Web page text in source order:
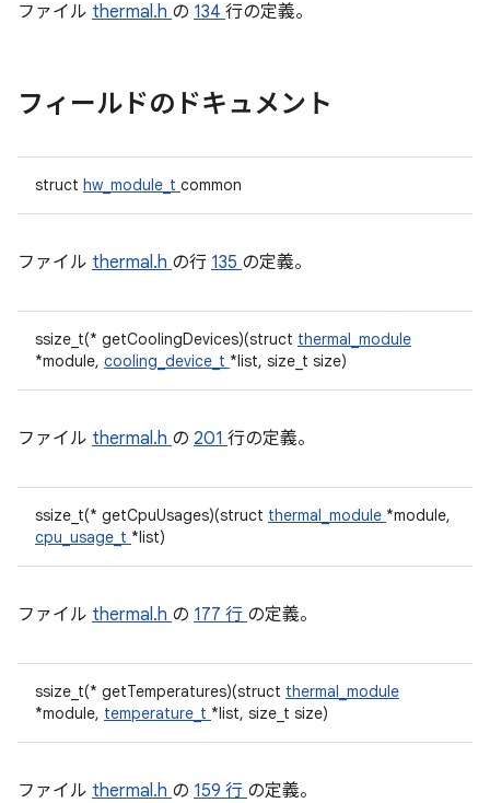
ファイル thermal.h の 134 行の定義。
フィールドのドキュメント
struct hw_module_t common
ファイル thermal.h の行 135 の定義。
ssize_t(* getCoolingDevices)(struct thermal_module
*module, cooling_device_t *list, size_t size)
ファイル thermal.h の 201 行の定義。
ssize_t(* getCpuUsages)(struct thermal_module *module,
cpu_usage_t *list)
ファイル thermal.h の 177 行 の定義。
ssize_t(* getTemperatures)(struct thermal_module
*module, temperature_t *list, size_t size)
ファイル thermal.h の 159 行 の定義。